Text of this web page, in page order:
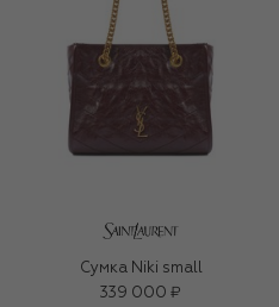
Сумка Niki small
339 000 ₽